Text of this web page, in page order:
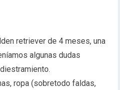
retriever de 4 meses, una
algunas dudas
ropa (sobretodo faldas,